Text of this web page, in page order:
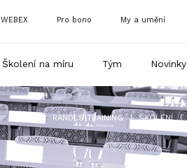
WEBEX Pro bono My a umění
Školení na míru Tým Novinky
RANDLS TRAINING | ŠKOLENÍ |